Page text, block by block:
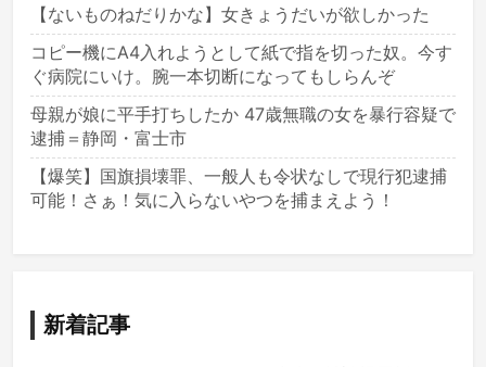
【ないものねだりかな】女きょうだいが欲しかった
コピー機にA4入れようとして紙で指を切った奴。今す
ぐ病院にいけ。腕一本切断になってもしらんぞ
母親が娘に平手打ちしたか 47歳無職の女を暴行容疑で
逮捕＝静岡・富士市
【爆笑】国旗損壊罪、一般人も令状なしで現行犯逮捕
可能！さぁ！気に入らないやつを捕まえよう！
新着記事